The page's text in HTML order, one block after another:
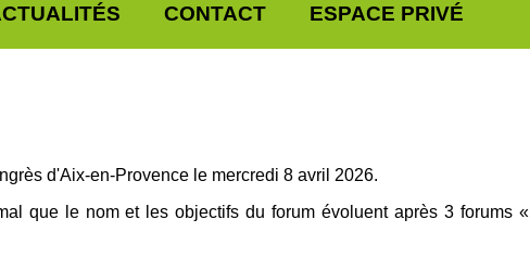
CONTACT ESPACE PRIVÉ
d'Aix-en-Provence le mercredi 8 avril 2026.
que le nom et les objectifs du forum évoluent après 3 forums «